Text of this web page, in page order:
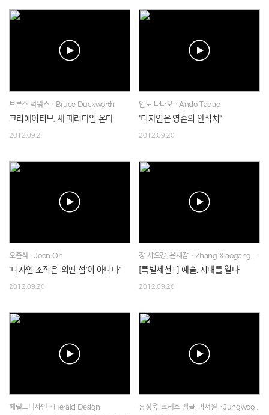
브루스 덕워스ㆍBruce Duckworth
크리에이티브, 새 패러다임 온다
2012.09.21
안도 다다오ㆍAndo Tadao
"디자인은 영혼의 안식처"
2012.09.20
오준식ㆍJoon Oh
"디자인 조직은 '외딴 섬'이 아니다"
2012.09.20
장 샤오강, 윤재갑ㆍZhang Xiaogang, Chea-gab Yun
[특별세션1] 예술, 시대를 열다
2012.09.20
헤럴드디자인ㆍHerald Design 홍정욱, 크리스 뱅글, 박서원ㆍJungwook Hong, Chris Banglem Seowon Park